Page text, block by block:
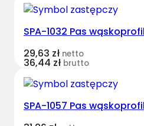
SPA-1032 Pas
29,63 zł netto
36,44 zł brutto
SPA-1057 Pas